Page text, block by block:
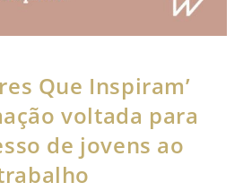
Que Inspiram’
voltada para
de jovens ao